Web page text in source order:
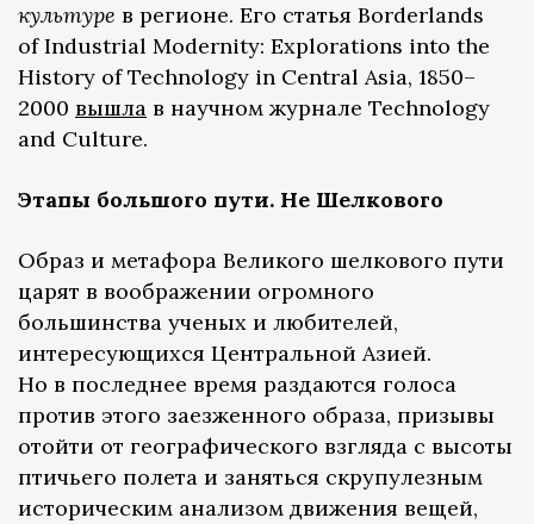
культуре в регионе. Его статья Borderlands
of Industrial Modernity: Explorations into the
History of Technology in Central Asia, 1850–
2000 вышла в научном журнале Technology
and Culture.
Этапы большого пути. Не Шелкового
Образ и метафора Великого шелкового пути
царят в воображении огромного
большинства ученых и любителей,
интересующихся Центральной Азией.
Но в последнее время раздаются голоса
против этого заезженного образа, призывы
отойти от географического взгляда с высоты
птичьего полета и заняться скрупулезным
историческим анализом движения вещей,